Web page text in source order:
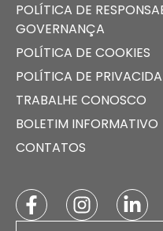
POLÍTICA DE
GOVERNANÇA
POLÍTICA DE COOKIES
POLÍTICA DE
TRABALHE CONOSCO
BOLETIM INFORMATIVO
CONTATOS